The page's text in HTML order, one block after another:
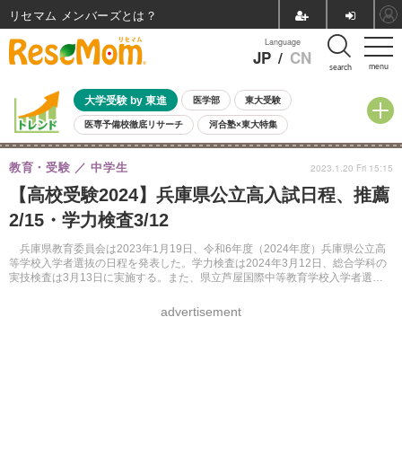
menu
Language
JP / CN search
大学受験 by 東進 医学部 東大受験
医専予備校徹底リサーチ 河合塾×東大特集
親子で考える大学選び 高校受験 中学受験 小学校受験
共通テスト 夏休み
8月開催イベント・WS 全国公立高校 過去問 人気記事
自由研究教材（小学生向け） 自由研究教材（中学生向け）
【高校受験2024】兵庫県公立高入試日程、推薦
2/15・学力検査3/12
兵庫県教育委員会は2023年1月19日、令和6年度（2024年度）兵庫県公立高
等学校入学者選抜の日程を発表した。学力検査は2024年3月12日、総合学科の
実技検査は3月13日に実施する。また、県立芦屋国際中等教育学校入学者選考
教育・受験 中学生
advertisement
2023.1.20 Fri 15:15
リセマム メンバーズ